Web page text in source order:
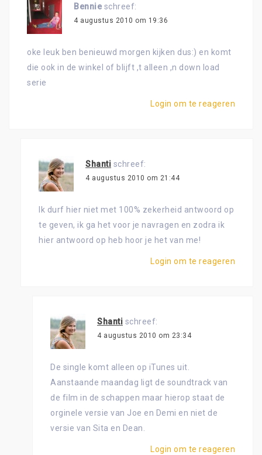
Bennie schreef:
4 augustus 2010 om 19:36
oke leuk ben benieuwd morgen kijken dus:) en komt
die ook in de winkel of blijft ,t alleen ,n down load
serie
Login om te reageren
Shanti schreef:
4 augustus 2010 om 21:44
Ik durf hier niet met 100% zekerheid antwoord op
te geven, ik ga het voor je navragen en zodra ik
hier antwoord op heb hoor je het van me!
Login om te reageren
Shanti schreef:
4 augustus 2010 om 23:34
De single komt alleen op iTunes uit.
Aanstaande maandag ligt de soundtrack van
de film in de schappen maar hierop staat de
orginele versie van Joe en Demi en niet de
versie van Sita en Dean.
Login om te reageren